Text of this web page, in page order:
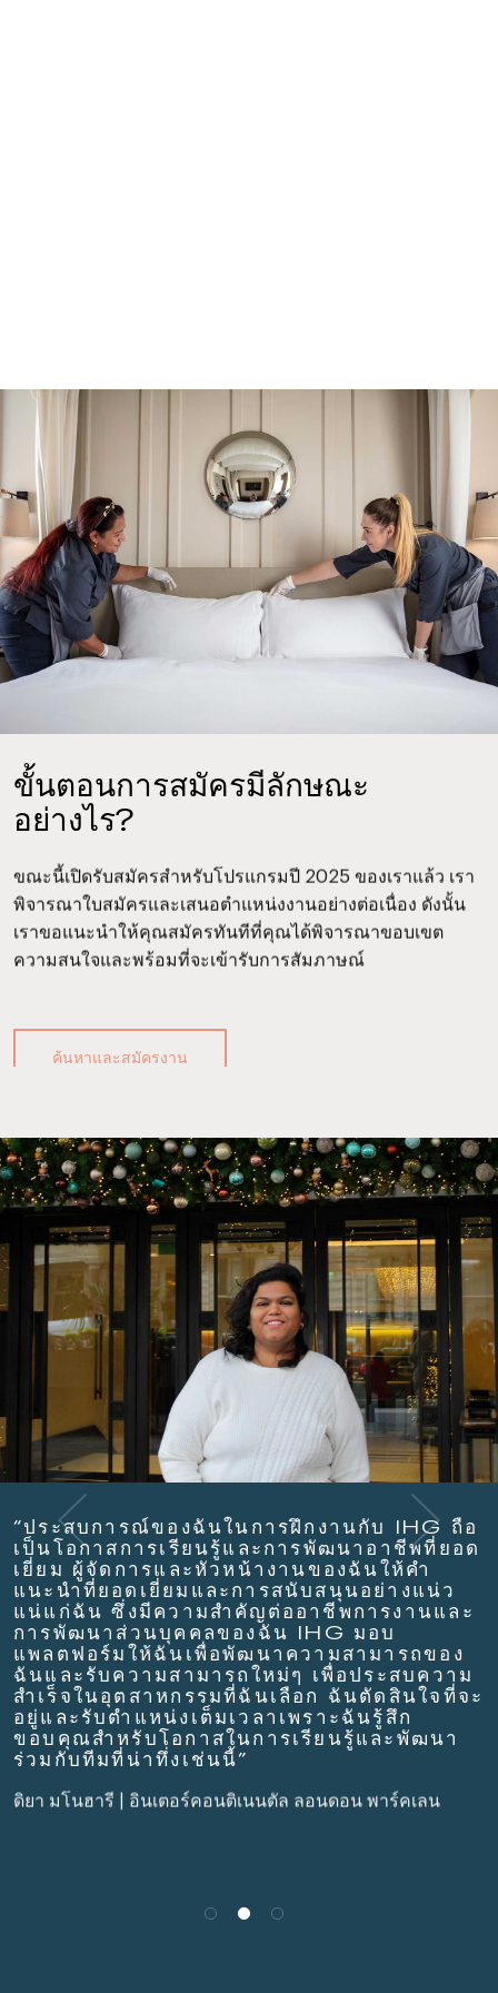
ขั้นตอนการสมัครมีลักษณะ
อย่างไร?
ขณะนี้เปิดรับสมัครสำหรับโปรแกรมปี 2025 ของเราแล้ว เรา
พิจารณาใบสมัครและเสนอตำแหน่งงานอย่างต่อเนื่อง ดังนั้น
เราขอแนะนำให้คุณสมัครทันทีที่คุณได้พิจารณาขอบเขต
ความสนใจและพร้อมที่จะเข้ารับการสัมภาษณ์
ค้นหาและสมัครงาน
“ประสบการณ์ของฉันในการฝึกงานกับ IHG ถือ
เป็นโอกาสการเรียนรู้และการพัฒนาอาชีพที่ยอด
เยี่ยม ผู้จัดการและหัวหน้างานของฉันให้คำ
แนะนำที่ยอดเยี่ยมและการสนับสนุนอย่างแน่ว
แน่แก่ฉัน ซึ่งมีความสำคัญต่ออาชีพการงานและ
การพัฒนาส่วนบุคคลของฉัน IHG มอบ
แพลตฟอร์มให้ฉันเพื่อพัฒนาความสามารถของ
ฉันและรับความสามารถใหม่ๆ เพื่อประสบความ
สำเร็จในอุตสาหกรรมที่ฉันเลือก ฉันตัดสินใจที่จะ
อยู่และรับตำแหน่งเต็มเวลาเพราะฉันรู้สึก
ขอบคุณสำหรับโอกาสในการเรียนรู้และพัฒนา
ร่วมกับทีมที่น่าทึ่งเช่นนี้”
ดิยา มโนฮารี | อินเตอร์คอนติเนนตัล ลอนดอน พาร์คเลน